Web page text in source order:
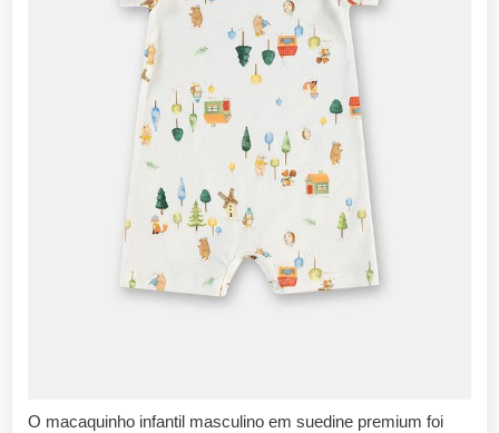
O macaquinho infantil masculino em suedine premium foi